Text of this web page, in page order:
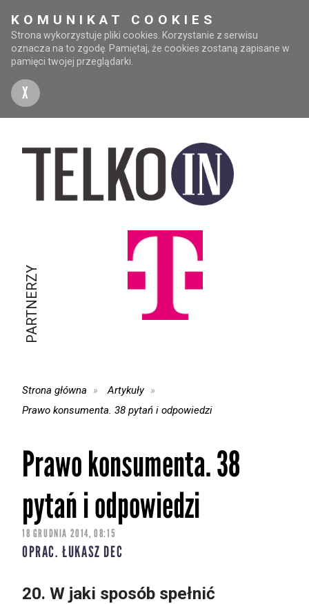
KOMUNIKAT COOKIES
Strona wykorzystuje pliki cookies. Korzystanie z serwisu
oznacza na to zgodę. Pamiętaj, że cookies zostaną zapisane w
pamięci twojej przeglądarki.
X
PARTNERZY
Strona główna
Artykuły
Prawo konsumenta. 38 pytań i odpowiedzi
Prawo konsumenta. 38
pytań i odpowiedzi
18 GRUDNIA 2014, 08:15
OPRAC. ŁUKASZ DEC
20. W jaki sposób spełnić